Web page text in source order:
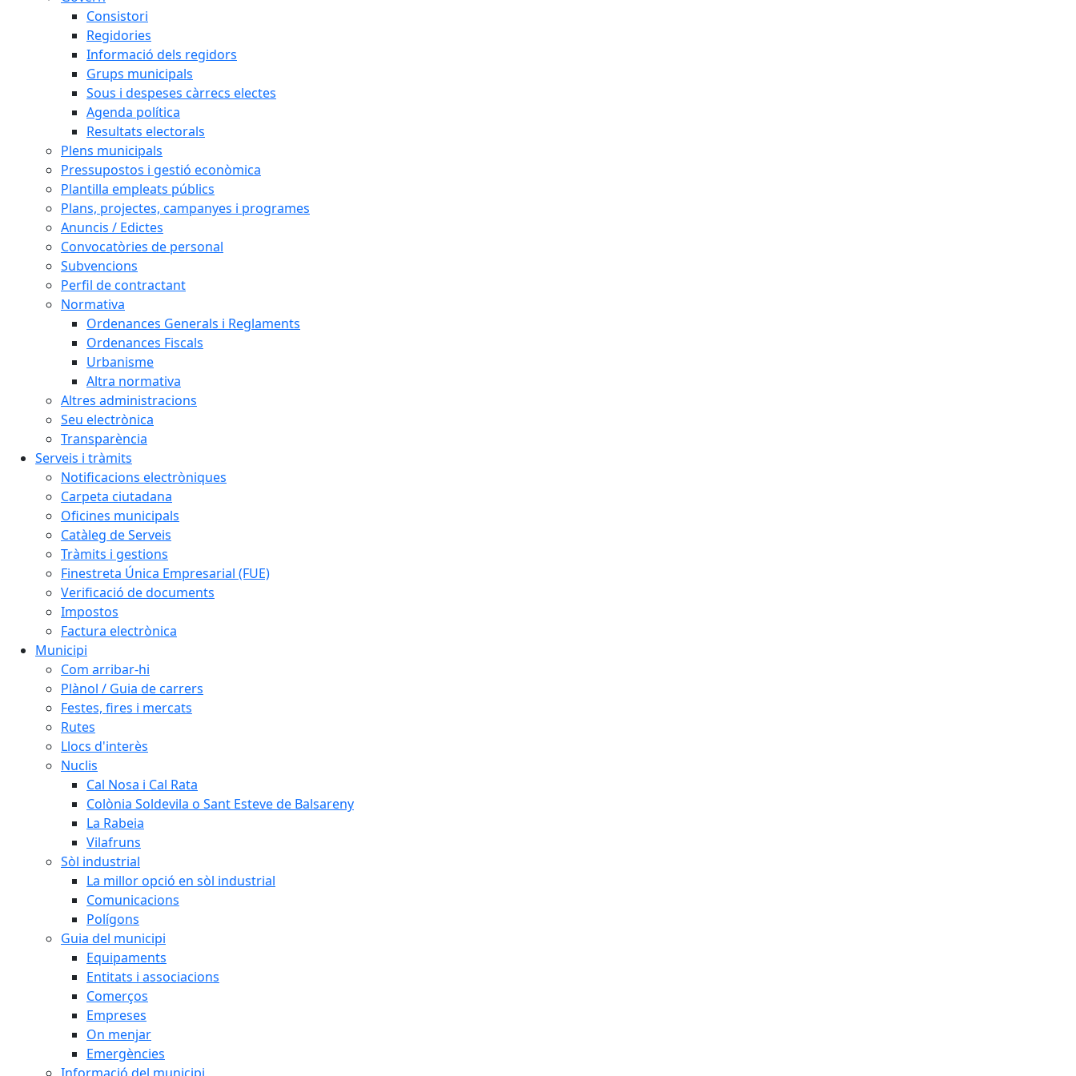
Consistori
Regidories
Informació dels regidors
Grups municipals
Sous i despeses càrrecs electes
Agenda política
Resultats electorals
Plens municipals
Pressupostos i gestió econòmica
Plantilla empleats públics
Plans, projectes, campanyes i programes
Anuncis / Edictes
Convocatòries de personal
Subvencions
Perfil de contractant
Normativa
Ordenances Generals i Reglaments
Ordenances Fiscals
Urbanisme
Altra normativa
Altres administracions
Seu electrònica
Transparència
Serveis i tràmits
Notificacions electròniques
Carpeta ciutadana
Oficines municipals
Catàleg de Serveis
Tràmits i gestions
Finestreta Única Empresarial (FUE)
Verificació de documents
Impostos
Factura electrònica
Municipi
Com arribar-hi
Plànol / Guia de carrers
Festes, fires i mercats
Rutes
Llocs d'interès
Nuclis
Cal Nosa i Cal Rata
Colònia Soldevila o Sant Esteve de Balsareny
La Rabeia
Vilafruns
Sòl industrial
La millor opció en sòl industrial
Comunicacions
Polígons
Guia del municipi
Equipaments
Entitats i associacions
Comerços
Empreses
On menjar
Emergències